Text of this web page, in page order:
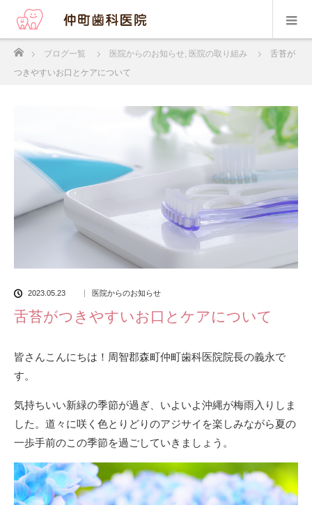
ブログ一覧 医院からのお知らせ, 医院の取り組み
舌苔が
つきやすいお口とケアについて
2023.05.23 医院からのお知らせ
舌苔がつきやすいお口とケアについて
皆さんこんにちは！周智郡森町仲町歯科医院院長の義永で
す。
気持ちいい新緑の季節が過ぎ、いよいよ沖縄が梅雨入りしま
した。道々に咲く色とりどりのアジサイを楽しみながら夏の
一歩手前のこの季節を過ごしていきましょう。